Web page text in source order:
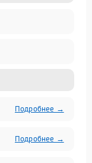
Подробнее →
Подробнее →